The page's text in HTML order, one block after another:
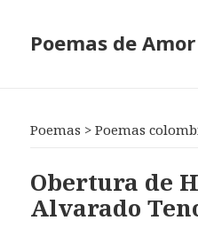
Poemas de
Poemas >Poemas
Obertura de
Alvarado